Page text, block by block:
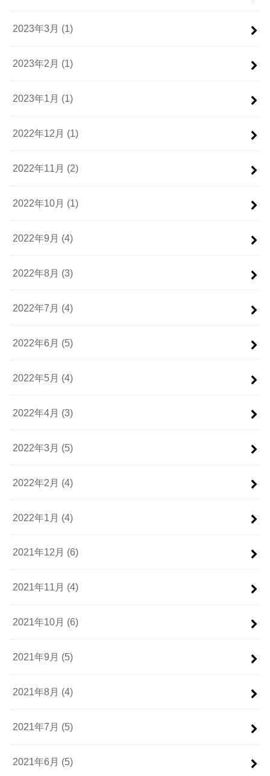
2023年3月 (1)
2023年2月 (1)
2023年1月 (1)
2022年12月 (1)
2022年11月 (2)
2022年10月 (1)
2022年9月 (4)
2022年8月 (3)
2022年7月 (4)
2022年6月 (5)
2022年5月 (4)
2022年4月 (3)
2022年3月 (5)
2022年2月 (4)
2022年1月 (4)
2021年12月 (6)
2021年11月 (4)
2021年10月 (6)
2021年9月 (5)
2021年8月 (4)
2021年7月 (5)
2021年6月 (5)